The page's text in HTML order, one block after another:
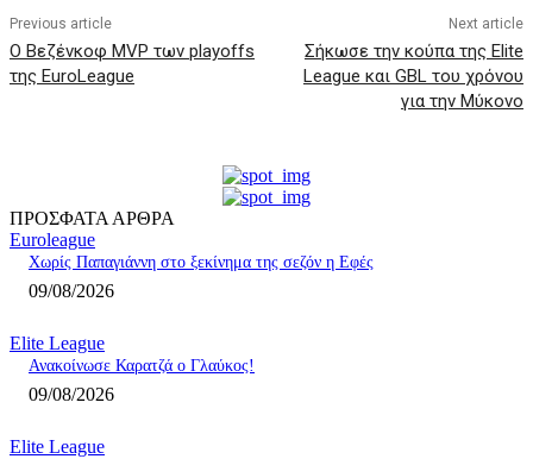
Previous article
Ο Βεζένκοφ MVP των playoffs
της EuroLeague
Next article
Σήκωσε την κούπα της Elite
League και GBL του χρόνου
για την Μύκονο
ΠΡΟΣΦΑΤΑ ΑΡΘΡΑ
Euroleague
Χωρίς Παπαγιάννη στο ξεκίνημα της σεζόν η Εφές
09/08/2026
Elite League
Ανακοίνωσε Καρατζά ο Γλαύκος!
09/08/2026
Elite League